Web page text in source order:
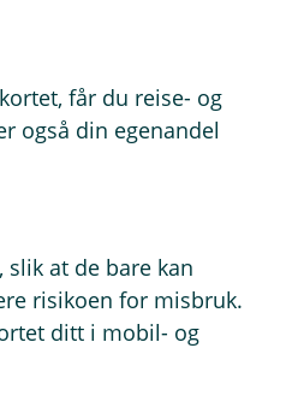
får du reise- og
også din egenandel
at de bare kan
risikoen for misbruk.
ditt i mobil- og